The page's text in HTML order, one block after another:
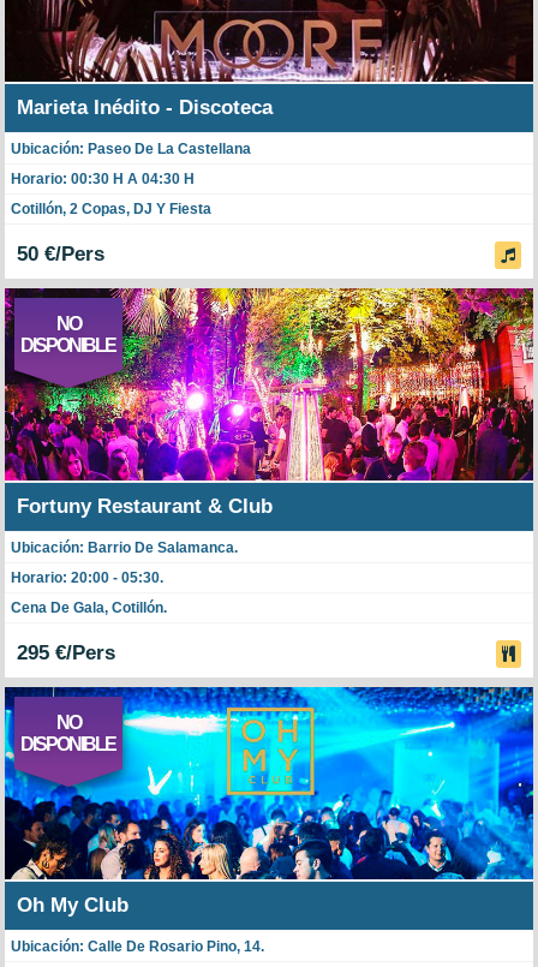
Marieta Inédito - Discoteca
Ubicación: Paseo De La Castellana
Horario: 00:30 H A 04:30 H
Cotillón, 2 Copas, DJ Y Fiesta
50 €/Pers
NO
DISPONIBLE
Fortuny Restaurant & Club
Ubicación: Barrio De Salamanca.
Horario: 20:00 - 05:30.
Cena De Gala, Cotillón.
295 €/Pers
NO
DISPONIBLE
Oh My Club
Ubicación: Calle De Rosario Pino, 14.